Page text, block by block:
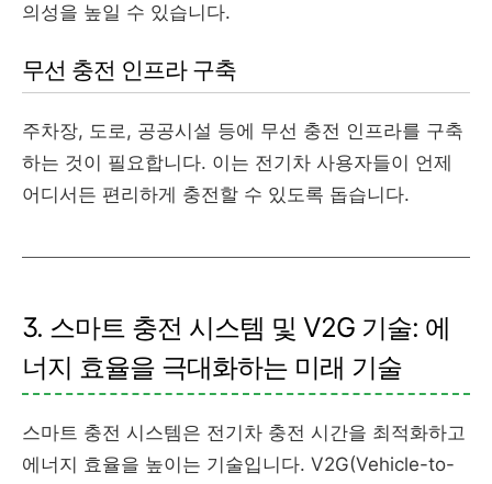
의성을 높일 수 있습니다.
무선 충전 인프라 구축
주차장, 도로, 공공시설 등에 무선 충전 인프라를 구축
하는 것이 필요합니다. 이는 전기차 사용자들이 언제
어디서든 편리하게 충전할 수 있도록 돕습니다.
3. 스마트 충전 시스템 및 V2G 기술: 에
너지 효율을 극대화하는 미래 기술
스마트 충전 시스템은 전기차 충전 시간을 최적화하고
에너지 효율을 높이는 기술입니다. V2G(Vehicle-to-